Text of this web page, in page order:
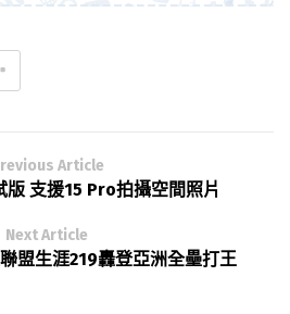
Article
版 支援15 Pro拍攝空間照片
Next Article
盟生涯219轟登亞洲全壘打王